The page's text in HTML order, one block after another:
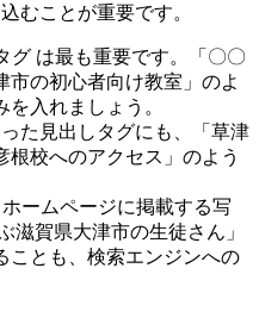
むことが重要です。
グ は最も重要です。「〇〇
市の初心者向け教室」のよ
入れましょう。
た見出しタグにも、「草津
校へのアクセス」のよう
ホームページに掲載する写
滋賀県大津市の生徒さん」
ことも、検索エンジンへの